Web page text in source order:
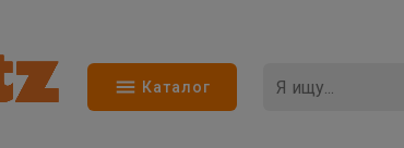
Каталог